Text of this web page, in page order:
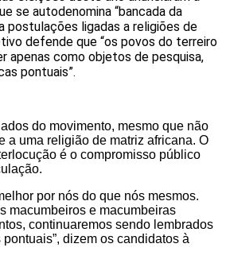
se autodenomina “bancada da
postulações ligadas a religiões de
defende que “os povos do terreiro
apenas como objetos de pesquisa,
pontuais”.
do movimento, mesmo que não
a uma religião de matriz africana. O
é o compromisso público
por nós do que nós mesmos.
macumbeiros e macumbeiras
continuaremos sendo lembrados
dizem os candidatos à